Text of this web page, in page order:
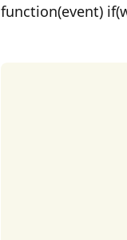
function(event)